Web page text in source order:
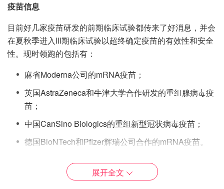
疫苗信息
目前好几家疫苗研发的前期临床试验都传来了好消息，并会
在夏秋季进入III期临床试验以超终确定疫苗的有效性和安全
性。现时领跑的包括有：
麻省Moderna公司的mRNA疫苗；
英国AstraZeneca和牛津大学合作研发的重组腺病毒疫
苗；
中国CanSino Biologics的重组新型冠状病毒疫苗；
德国BioNTech和Pfizer辉瑞公司合作的mRNA疫苗。
展开全文